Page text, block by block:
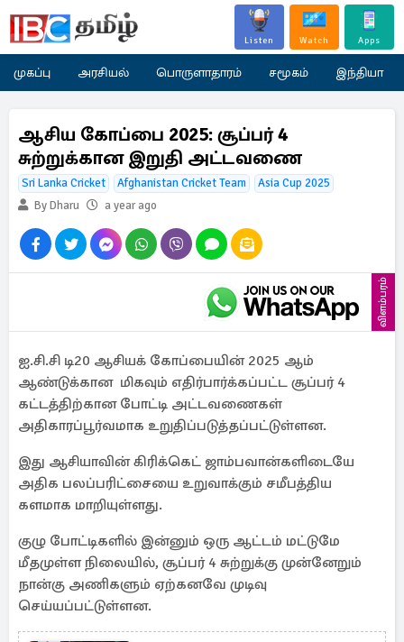
Listen Watch Apps
முகப்பு அரசியல் பொருளாதாரம் சமூகம் இந்தியா
ஆசிய கோப்பை 2025: சூப்பர் 4
சுற்றுக்கான இறுதி அட்டவணை
Sri Lanka Cricket Afghanistan Cricket Team
Asia Cup 2025
By Dharu
a year ago
விளம்பரம்
ஐ.சி.சி டி20 ஆசியக் கோப்பையின் 2025 ஆம்
ஆண்டுக்கான மிகவும் எதிர்பார்க்கப்பட்ட சூப்பர் 4
கட்டத்திற்கான போட்டி அட்டவணைகள்
அதிகாரப்பூர்வமாக உறுதிப்படுத்தப்பட்டுள்ளன.
இது ஆசியாவின் கிரிக்கெட் ஜாம்பவான்களிடையே
அதிக பலப்பரிட்சையை உறுவாக்கும் சமீபத்திய
களமாக மாறியுள்ளது.
குழு போட்டிகளில் இன்னும் ஒரு ஆட்டம் மட்டுமே
மீதமுள்ள நிலையில், சூப்பர் 4 சுற்றுக்கு முன்னேறும்
நான்கு அணிகளும் ஏற்கனவே முடிவு
செய்யப்பட்டுள்ளன.